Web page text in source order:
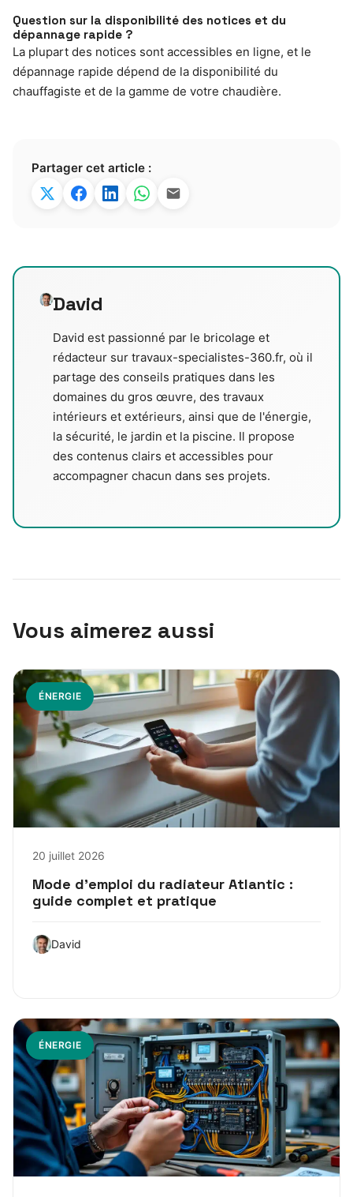
Question sur la disponibilité des notices et du
dépannage rapide ?
La plupart des notices sont accessibles en ligne, et le
dépannage rapide dépend de la disponibilité du
chauffagiste et de la gamme de votre chaudière.
Partager cet article :
David
David est passionné par le bricolage et
rédacteur sur travaux-specialistes-360.fr, où il
partage des conseils pratiques dans les
domaines du gros œuvre, des travaux
intérieurs et extérieurs, ainsi que de l'énergie,
la sécurité, le jardin et la piscine. Il propose
des contenus clairs et accessibles pour
accompagner chacun dans ses projets.
Vous aimerez aussi
ÉNERGIE
20 juillet 2026
Mode d’emploi du radiateur Atlantic :
guide complet et pratique
David
ÉNERGIE